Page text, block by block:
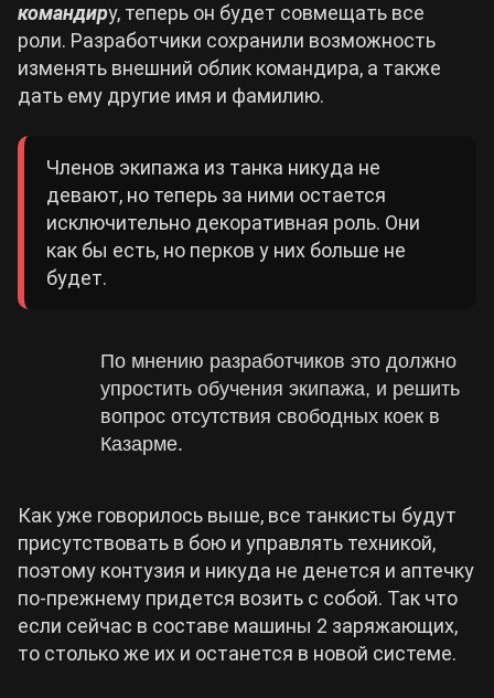
Все игры
командиру, теперь он будет совмещать все
роли. Разработчики сохранили возможность
изменять внешний облик командира, а также
дать ему другие имя и фамилию.
Членов экипажа из танка никуда не
девают, но теперь за ними остается
исключительно декоративная роль. Они
как бы есть, но перков у них больше не
будет.
По мнению разработчиков это должно
упростить обучения экипажа, и решить
вопрос отсутствия свободных коек в
Казарме.
Как уже говорилось выше, все танкисты будут
присутствовать в бою и управлять техникой,
поэтому контузия и никуда не денется и аптечку
по-прежнему придется возить с собой. Так что
если сейчас в составе машины 2 заряжающих,
то столько же их и останется в новой системе.